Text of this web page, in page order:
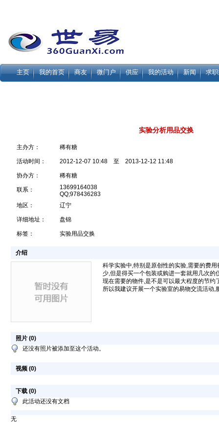
主页 我的首页 商友 微门户 供应 我的活动 新闻 求
实验分析用品交换
主办方： 稀有糖
活动时间： 2012-12-07 10:48 至 2013-12-12 11:48
协办方： 稀有糖
联系：
13699164038
QQ;978436283
地区：
辽宁
详细地址： 盘锦
标签： 实验用品交换
介绍
科学实验中,特别是原创性的实验,需要的费
少,但是得买一个包装或购进一套就用几次
现在需要的物件,是不是可以最大程度的节
所以我建议开展一个实验室的易物交流活动,
照片 (0)
还没有照片被添加至这个活动。
视频 (0)
下载 (0)
此活动还没有文档
无